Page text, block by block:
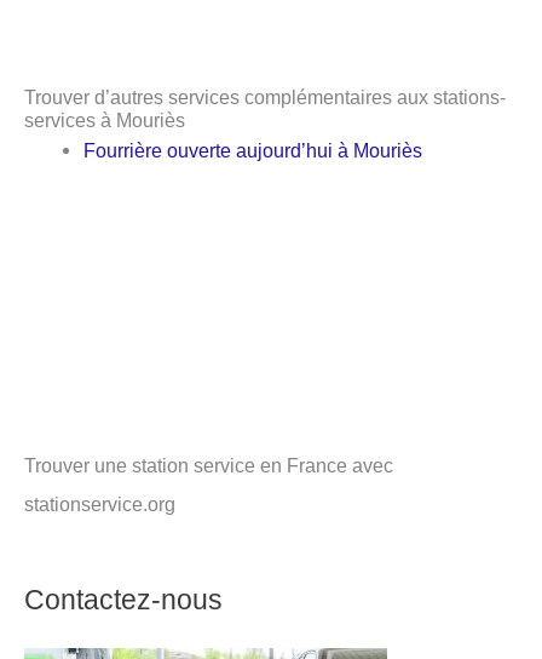
Trouver d’autres services complémentaires aux stations-
services à Mouriès
Fourrière ouverte aujourd’hui à Mouriès
Trouver une station service en France avec
stationservice.org
Contactez-nous